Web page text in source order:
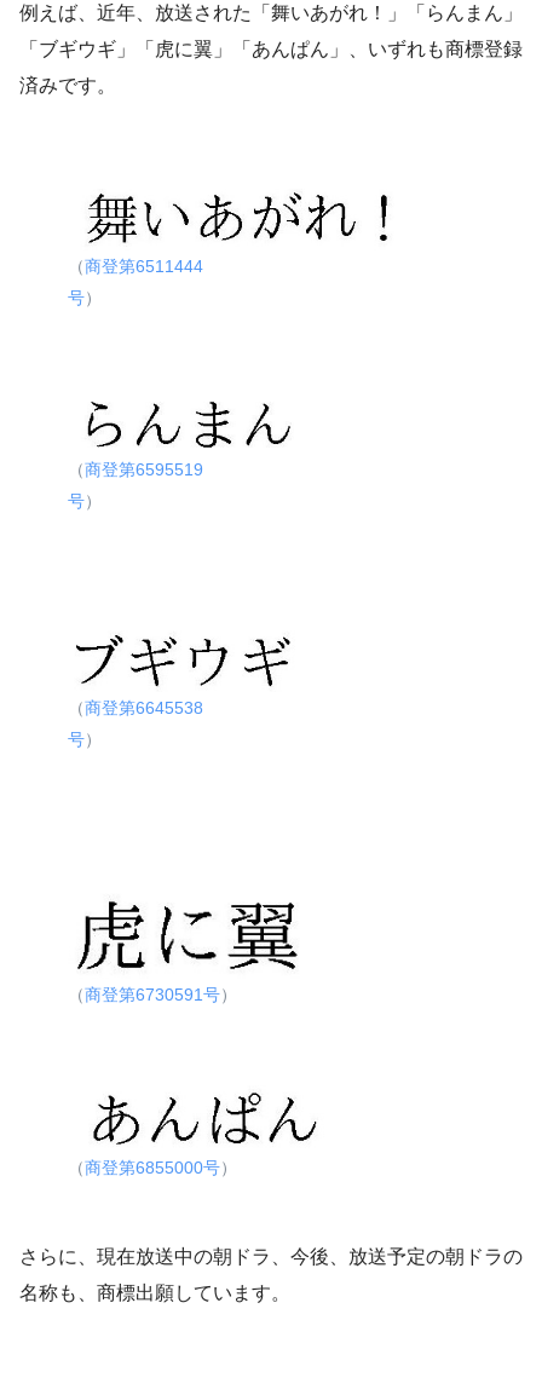
例えば、近年、放送された「舞いあがれ！」「らんまん」
「ブギウギ」「虎に翼」「あんぱん」、いずれも商標登録
済みです。
（商登第6511444
号）
（商登第6595519
号）
（商登第6645538
号）
（商登第6730591号）
（商登第6855000号）
さらに、現在放送中の朝ドラ、今後、放送予定の朝ドラの
名称も、商標出願しています。